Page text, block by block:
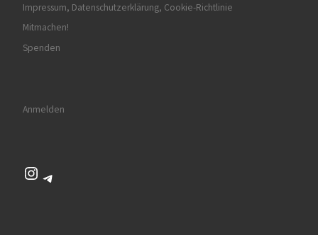
Impressum, Datenschutzerklärung, Cookie-Richtlinie
Mitmachen!
Spenden
Anmelden
Instagram
Telegram